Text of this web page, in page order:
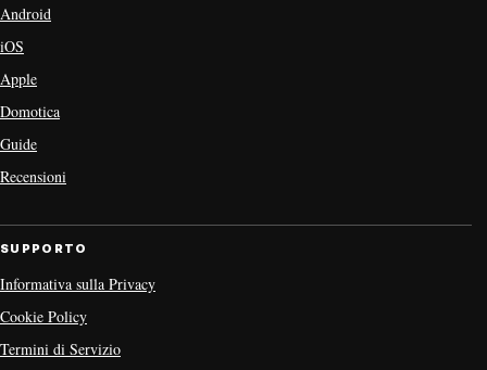
Android
iOS
Apple
Domotica
Guide
Recensioni
SUPPORTO
Informativa sulla Privacy
Cookie Policy
Termini di Servizio